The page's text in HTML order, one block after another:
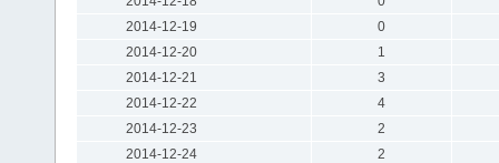
2014-12-19
0
2014-12-20
1
2014-12-21
3
2014-12-22
4
2014-12-23
2
2014-12-24
2